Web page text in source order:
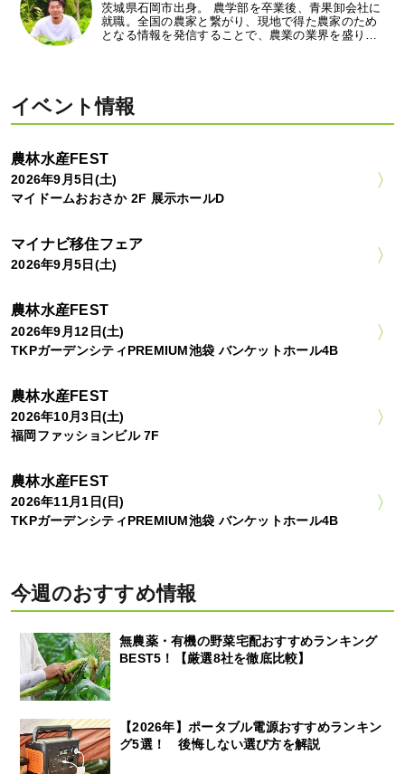
茨城県石岡市出身。 農学部を卒業後、青果卸会社に
就職。全国の農家と繋がり、現地で得た農家のため
となる情報を発信することで、農業の業界を盛り…
イベント情報
農林水産FEST
2026年9月5日(土)
マイドームおおさか 2F 展示ホールD
マイナビ移住フェア
2026年9月5日(土)
農林水産FEST
2026年9月12日(土)
TKPガーデンシティPREMIUM池袋 バンケットホール4B
農林水産FEST
2026年10月3日(土)
福岡ファッションビル 7F
農林水産FEST
2026年11月1日(日)
TKPガーデンシティPREMIUM池袋 バンケットホール4B
今週のおすすめ情報
無農薬・有機の野菜宅配おすすめランキング
BEST5！【厳選8社を徹底比較】
【2026年】ポータブル電源おすすめランキン
グ5選！ 後悔しない選び方を解説